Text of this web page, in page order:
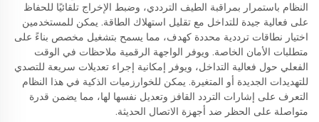
النظام باستمرار بمراقبة الطيف الترددي، وضبط الإخراج تلقائيًا للحفاظ
على فعالية جيدة للتداخل مع تقليل استهلاك الطاقة. يمكن للمستخدمين
اختيار نطاقات ترددية محددة كهدف، مما يسمح بتشغيل مخصص بناءً على
متطلبات الأمان الخاصة. ويوفر الواجهة الرقمية ملاحظات في الوقت
الفعلي حول فعالية التداخل، ويوفر إمكانية إجراء تعديلات سريعة للتصدي
للتهديدات الجديدة أو المتغيرة. يمكن للخوارزميات الذكية في هذا النظام
التعرف على إشارات التردد القافز وتعديل نفسها لها، مما يضمن قدرة
متواصلة على الحظر ضد أجهزة الاتصال الحديثة.